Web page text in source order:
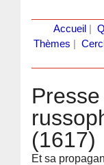
Accueil
Thèmes
(1617)
Et sa